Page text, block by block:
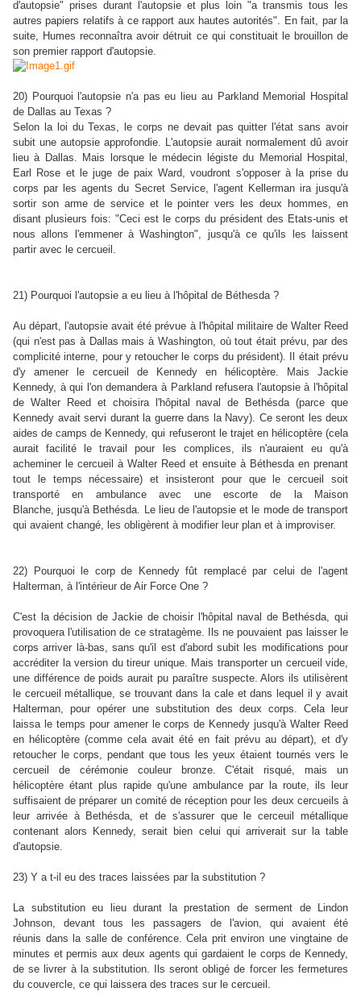
d'autopsie" prises durant l'autopsie et plus loin "a transmis tous les
autres papiers relatifs à ce rapport aux hautes autorités". En fait, par la
suite, Humes reconnaîtra avoir détruit ce qui constituait le brouillon de
son premier rapport d'autopsie.
20) Pourquoi l'autopsie n'a pas eu lieu au Parkland Memorial Hospital
de Dallas au Texas ?
Selon la loi du Texas, le corps ne devait pas quitter l'état sans avoir
subit une autopsie approfondie. L'autopsie aurait normalement dû avoir
lieu à Dallas. Mais lorsque le médecin légiste du Memorial Hospital,
Earl Rose et le juge de paix Ward, voudront s'opposer à la prise du
corps par les agents du Secret Service, l'agent Kellerman ira jusqu'à
sortir son arme de service et le pointer vers les deux hommes, en
disant plusieurs fois: "Ceci est le corps du président des Etats-unis et
nous allons l'emmener à Washington", jusqu'à ce qu'ils les laissent
partir avec le cercueil.
21) Pourquoi l'autopsie a eu lieu à l'hôpital de Béthesda ?
Au départ, l'autopsie avait été prévue à l'hôpital militaire de Walter Reed
(qui n'est pas à Dallas mais à Washington, où tout était prévu, par des
complicité interne, pour y retoucher le corps du président). Il était prévu
d'y amener le cercueil de Kennedy en hélicoptère. Mais Jackie
Kennedy, à qui l'on demandera à Parkland refusera l'autopsie à l'hôpital
de Walter Reed et choisira l'hôpital naval de Bethésda (parce que
Kennedy avait servi durant la guerre dans la Navy). Ce seront les deux
aides de camps de Kennedy, qui refuseront le trajet en hélicoptère (cela
aurait facilité le travail pour les complices, ils n'auraient eu qu'à
acheminer le cercueil à Walter Reed et ensuite à Béthesda en prenant
tout le temps nécessaire) et insisteront pour que le cercueil soit
transporté en ambulance avec une escorte de la Maison
Blanche, jusqu'à Bethésda. Le lieu de l'autopsie et le mode de transport
qui avaient changé, les obligèrent à modifier leur plan et à improviser.
22) Pourquoi le corp de Kennedy fût remplacé par celui de l'agent
Halterman, à l'intérieur de Air Force One ?
C'est la décision de Jackie de choisir l'hôpital naval de Bethésda, qui
provoquera l'utilisation de ce stratagème. Ils ne pouvaient pas laisser le
corps arriver là-bas, sans qu'il est d'abord subit les modifications pour
accréditer la version du tireur unique. Mais transporter un cercueil vide,
une différence de poids aurait pu paraître suspecte. Alors ils utilisèrent
le cercueil métallique, se trouvant dans la cale et dans lequel il y avait
Halterman, pour opérer une substitution des deux corps. Cela leur
laissa le temps pour amener le corps de Kennedy jusqu'à Walter Reed
en hélicoptère (comme cela avait été en fait prévu au départ), et d'y
retoucher le corps, pendant que tous les yeux étaient tournés vers le
cercueil de cérémonie couleur bronze. C'était risqué, mais un
hélicoptère étant plus rapide qu'une ambulance par la route, ils leur
suffisaient de préparer un comité de réception pour les deux cercueils à
leur arrivée à Bethésda, et de s'assurer que le cerceuil métallique
contenant alors Kennedy, serait bien celui qui arriverait sur la table
d'autopsie.
23) Y a t-il eu des traces laissées par la substitution ?
La substitution eu lieu durant la prestation de serment de Lindon
Johnson, devant tous les passagers de l'avion, qui avaient été
réunis dans la salle de conférence. Cela prit environ une vingtaine de
minutes et permis aux deux agents qui gardaient le corps de Kennedy,
de se livrer à la substitution. Ils seront obligé de forcer les fermetures
du couvercle, ce qui laissera des traces sur le cercueil.